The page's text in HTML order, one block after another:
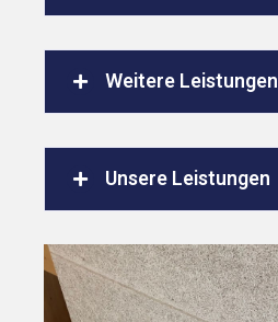
Weitere Leistungen
Unsere Leistungen